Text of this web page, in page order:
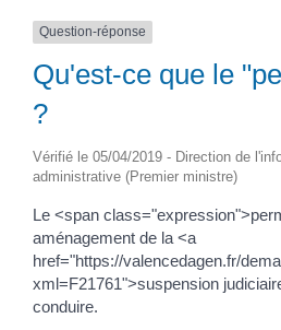
Question-réponse
Qu'est-ce que le
?
Vérifié le 05/04/2019 - Direction de
administrative (Premier ministre)
Le <span
aménagement de la <a
href="https://valencedagen.fr/
xml=F21761">suspension
conduire.